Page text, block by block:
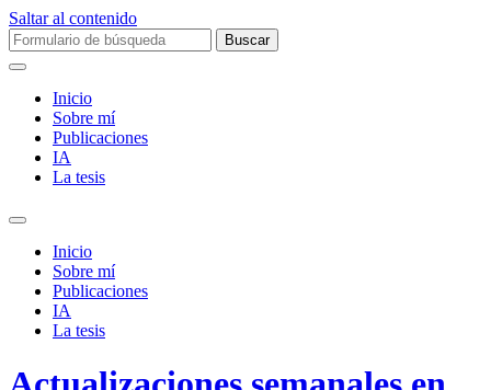
Saltar al contenido
Buscar:
Inicio
Sobre mí­
Publicaciones
IA
La tesis
Alternar
campo
búsqueda
Inicio
Sobre mí­
Publicaciones
IA
La tesis